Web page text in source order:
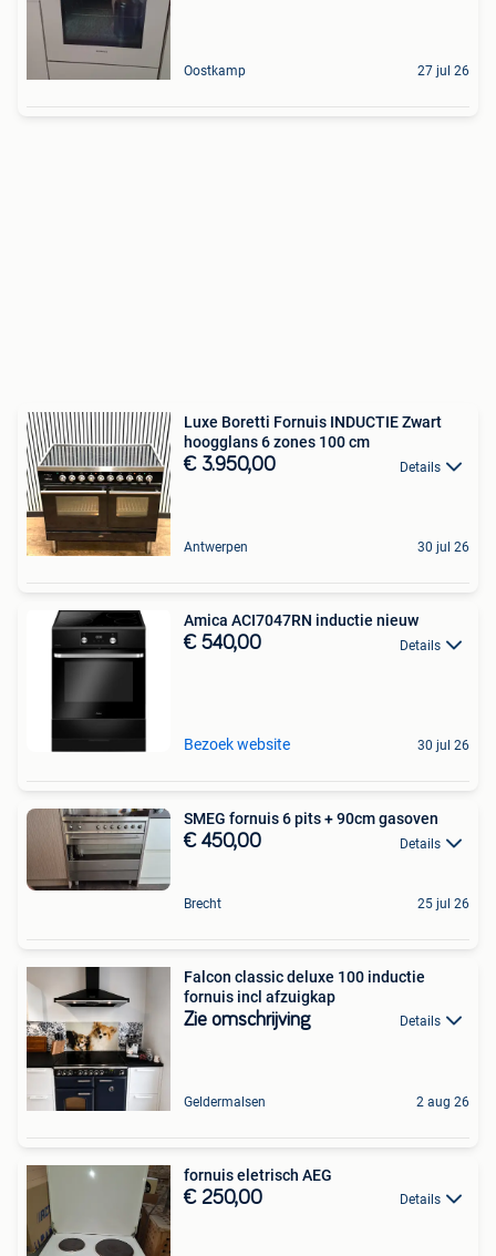
Oostkamp 27 jul 26
Luxe Boretti Fornuis INDUCTIE Zwart
hoogglans 6 zones 100 cm
€ 3.950,00 Details
Antwerpen 30 jul 26
Amica ACI7047RN inductie nieuw
€ 540,00 Details
Bezoek website 30 jul 26
SMEG fornuis 6 pits + 90cm gasoven
€ 450,00 Details
Brecht 25 jul 26
Falcon classic deluxe 100 inductie
fornuis incl afzuigkap
Zie omschrijving Details
Geldermalsen 2 aug 26
fornuis eletrisch AEG
€ 250,00 Details